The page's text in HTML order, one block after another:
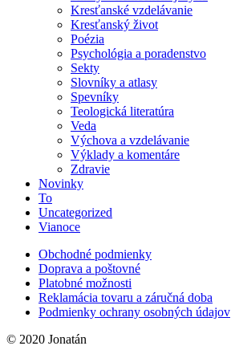
Kresťanské vzdelávanie
Kresťanský život
Poézia
Psychológia a poradenstvo
Sekty
Slovníky a atlasy
Spevníky
Teologická literatúra
Veda
Výchova a vzdelávanie
Výklady a komentáre
Zdravie
Novinky
To
Uncategorized
Vianoce
Obchodné podmienky
Doprava a poštovné
Platobné možnosti
Reklamácia tovaru a záručná doba
Podmienky ochrany osobných údajov
© 2020 Jonatán